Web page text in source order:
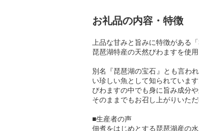
お礼品の内容・特徴
上品な甘みと旨みに特徴がある「
琵琶湖特産の天然びわますを使
別名『琵琶湖の宝石』とも言わ
い珍しい魚として知られています
びわますの中でも身に旨み成分
そのままでもお召し上がりいた
■生産者の声
佃煮をはじめとする琵琶湖産の